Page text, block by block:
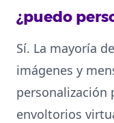
¿puedo
Sí. La mayoría
imágenes y
personalización
envoltorios